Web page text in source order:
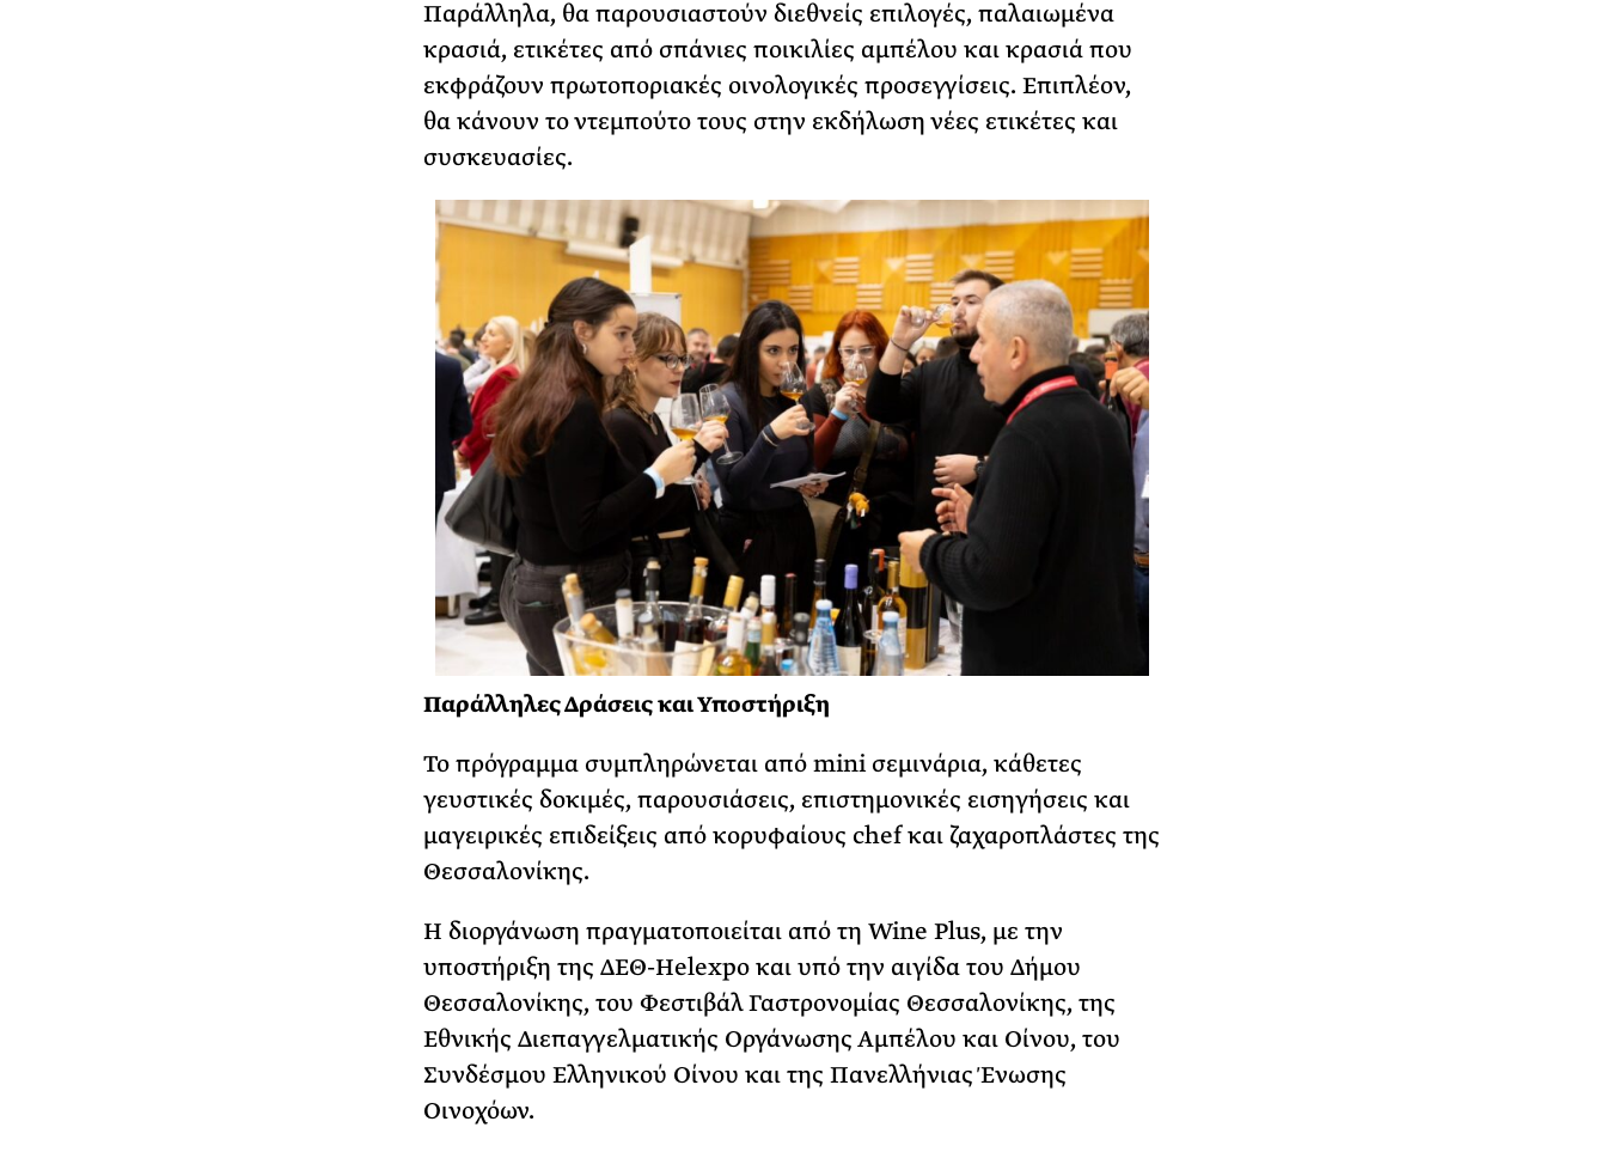
Παράλληλα, θα παρουσιαστούν διεθνείς επιλογές, παλαιωμένα
κρασιά, ετικέτες από σπάνιες ποικιλίες αμπέλου και κρασιά που
εκφράζουν πρωτοποριακές οινολογικές προσεγγίσεις. Επιπλέον,
θα κάνουν το ντεμπούτο τους στην εκδήλωση νέες ετικέτες και
συσκευασίες.
Παράλληλες Δράσεις και Υποστήριξη
Το πρόγραμμα συμπληρώνεται από mini σεμινάρια, κάθετες
γευστικές δοκιμές, παρουσιάσεις, επιστημονικές εισηγήσεις και
μαγειρικές επιδείξεις από κορυφαίους chef και ζαχαροπλάστες της
Θεσσαλονίκης.
Η διοργάνωση πραγματοποιείται από τη Wine Plus, με την
υποστήριξη της ΔΕΘ-Helexpo και υπό την αιγίδα του Δήμου
Θεσσαλονίκης, του Φεστιβάλ Γαστρονομίας Θεσσαλονίκης, της
Εθνικής Διεπαγγελματικής Οργάνωσης Αμπέλου και Οίνου, του
Συνδέσμου Ελληνικού Οίνου και της Πανελλήνιας Ένωσης
Οινοχόων.